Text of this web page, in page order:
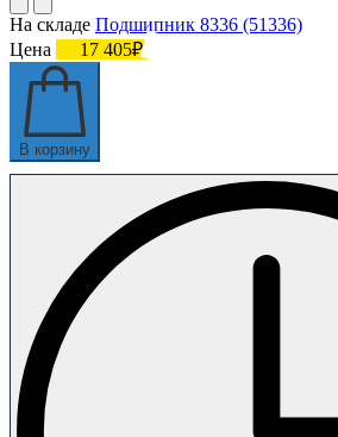
На складе Подшипник 8336 (51336)
Цена
17 405₽
В корзину